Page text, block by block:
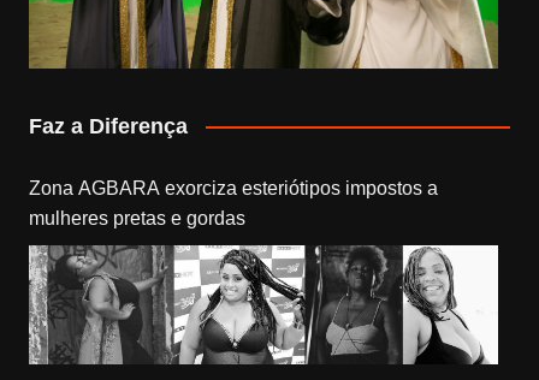
Faz a Diferença
Zona AGBARA exorciza esteriótipos impostos a
mulheres pretas e gordas